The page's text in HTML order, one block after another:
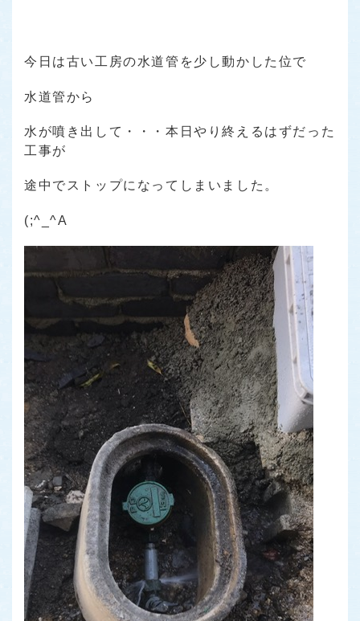
今日は古い工房の水道管を少し動かした位で
水道管から
水が噴き出して・・・本日やり終えるはずだった
工事が
途中でストップになってしまいました。
(;^_^A